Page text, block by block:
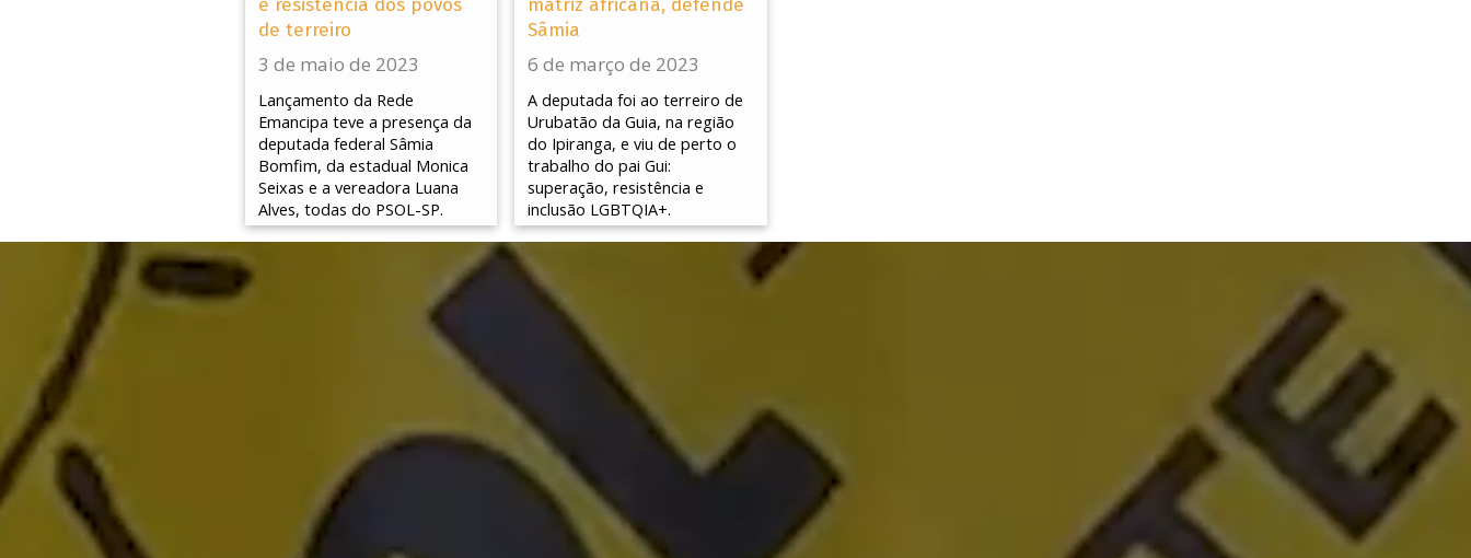
de terreiro
3 de maio de 2023
Lançamento da Rede
Emancipa teve a presença da
deputada federal Sâmia
Bomfim, da estadual Monica
Seixas e a vereadora Luana
Alves, todas do PSOL-SP.
Sâmia
6 de março de 2023
A deputada foi ao terreiro de
Urubatão da Guia, na região
do Ipiranga, e viu de perto o
trabalho do pai Gui:
superação, resistência e
inclusão LGBTQIA+.